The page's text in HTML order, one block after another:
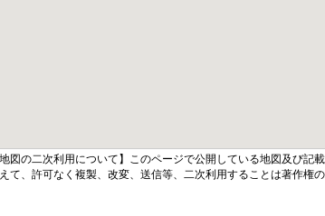
地図の二次利用について】このページで公開している地図及び記
て、許可なく複製、改変、送信等、二次利用することは著作権